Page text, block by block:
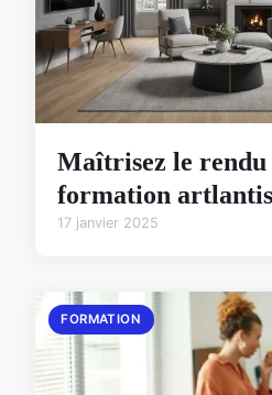
Maîtrisez le rendu
formation
17 janvier 2025
FORMATION